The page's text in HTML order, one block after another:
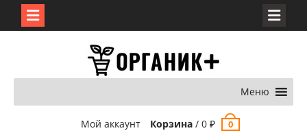
Меню
Мой аккаунт Корзина/ 0 ₽ 0